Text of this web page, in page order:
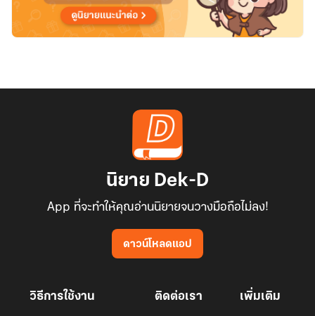
นิยาย Dek-D
App ที่จะทำให้คุณอ่านนิยายจนวางมือถือไม่ลง!
ดาวน์โหลดแอป
วิธีการใช้งาน ติดต่อเรา เพิ่มเติม